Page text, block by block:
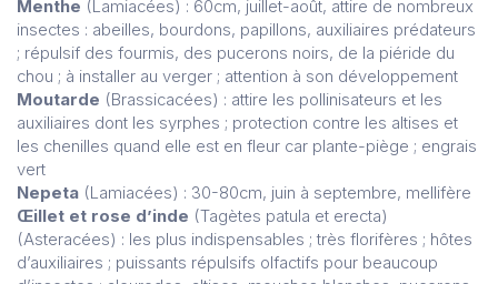
Menthe (Lamiacées) : 60cm, juillet-août, attire de nombreux
insectes : abeilles, bourdons, papillons, auxiliaires prédateurs
; répulsif des fourmis, des pucerons noirs, de la piéride du
chou ; à installer au verger ; attention à son développement
Moutarde (Brassicacées) : attire les pollinisateurs et les
auxiliaires dont les syrphes ; protection contre les altises et
les chenilles quand elle est en fleur car plante-piège ; engrais
vert
Nepeta (Lamiacées) : 30-80cm, juin à septembre, mellifère
Œillet et rose d’inde (Tagètes patula et erecta)
(Asteracées) : les plus indispensables ; très florifères ; hôtes
d’auxiliaires ; puissants répulsifs olfactifs pour beaucoup